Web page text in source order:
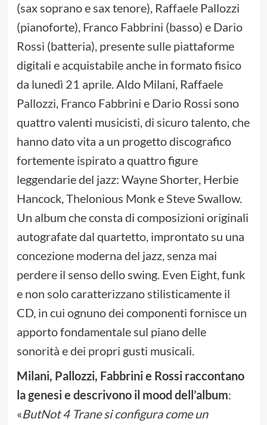
(sax soprano e sax tenore), Raffaele Pallozzi
(pianoforte), Franco Fabbrini (basso) e Dario
Rossi (batteria), presente sulle piattaforme
digitali e acquistabile anche in formato fisico
da lunedì 21 aprile. Aldo Milani, Raffaele
Pallozzi, Franco Fabbrini e Dario Rossi sono
quattro valenti musicisti, di sicuro talento, che
hanno dato vita a un progetto discografico
fortemente ispirato a quattro figure
leggendarie del jazz: Wayne Shorter, Herbie
Hancock, Thelonious Monk e Steve Swallow.
Un album che consta di composizioni originali
autografate dal quartetto, improntato su una
concezione moderna del jazz, senza mai
perdere il senso dello swing. Even Eight, funk
e non solo caratterizzano stilisticamente il
CD, in cui ognuno dei componenti fornisce un
apporto fondamentale sul piano delle
sonorità e dei propri gusti musicali.
Milani, Pallozzi, Fabbrini e Rossi raccontano
la genesi e descrivono il mood dell’album:
«ButNot 4 Trane si configura come un